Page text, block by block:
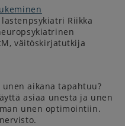
Riikka
väitöskirjatutkija
aikana tapahtuu?
asiaa unesta ja unen
unen optimointiin.